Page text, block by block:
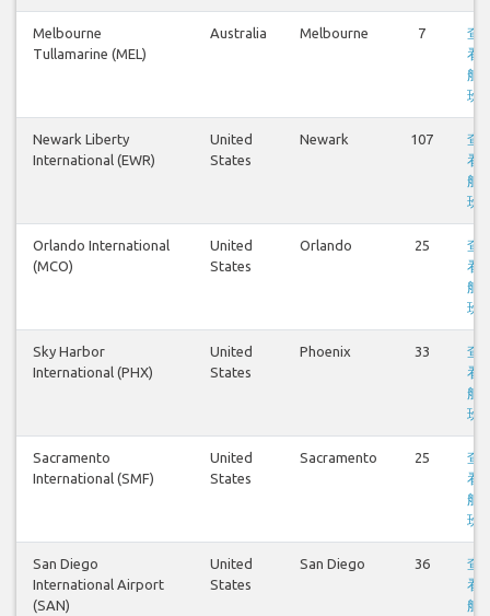
Melbourne
Tullamarine (MEL)
Australia Melbourne 7
查
看
航
班
Newark Liberty
International (EWR)
United
States
Newark 107
查
看
航
班
Orlando International
(MCO)
United
States
Orlando 25
查
看
航
班
Sky Harbor
International (PHX)
United
States
Phoenix 33
查
看
航
班
Sacramento
International (SMF)
United
States
Sacramento 25
查
看
航
班
San Diego
International Airport
(SAN)
United
States
San Diego 36
查
看
航